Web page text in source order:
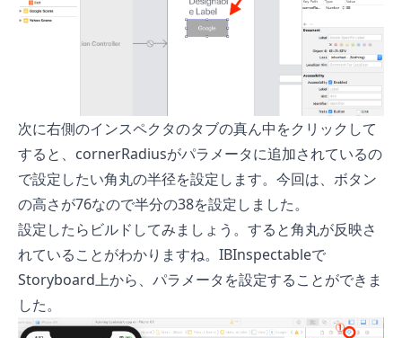
次に右側のインスペクタのタブの真ん中をクリックして
すると、cornerRadiusがパラメータに追加されているの
で設定したい角丸の半径を設定します。今回は、ボタン
の高さが76なので半分の38を設定しました。
設定したらビルドしてみましょう。すると角丸が反映さ
れていることがわかりますね。IBInspectableで
Storyboard上から、パラメータを設定することができま
した。